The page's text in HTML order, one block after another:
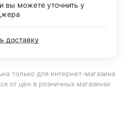
вы можете уточнить у
доставку
только для интернет-магазина
от цен в розничных магазинах